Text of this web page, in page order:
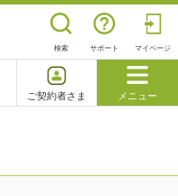
検索 サポート マイページ
ご契約者さま メニュー